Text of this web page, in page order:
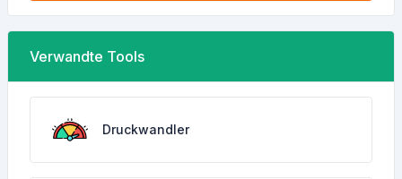
Verwandte Tools
Druckwandler